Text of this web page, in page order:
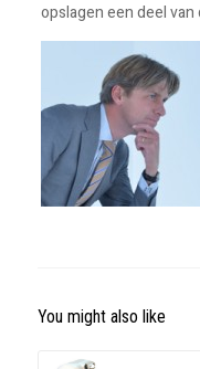
opslagen een deel
You might also like